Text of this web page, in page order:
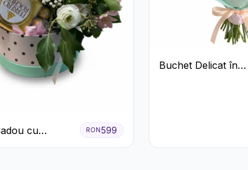
cu
Mionetto
RON599
Buchet Delicat în